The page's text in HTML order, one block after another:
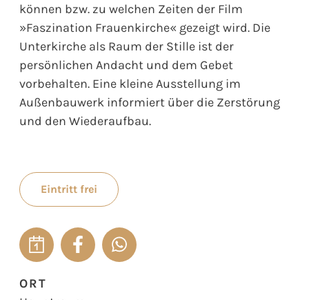
können bzw. zu welchen Zeiten der Film
»Faszination Frauenkirche« gezeigt wird. Die
Unterkirche als Raum der Stille ist der
persönlichen Andacht und dem Gebet
vorbehalten. Eine kleine Ausstellung im
Außenbauwerk informiert über die Zerstörung
und den Wiederaufbau.
Eintritt frei
ORT